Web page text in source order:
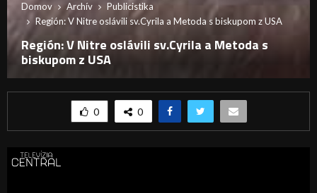
Domov Archív
Publicistika
Región: V Nitre oslávili sv.Cyrila a Metoda s biskupom z USA
Región: V Nitre oslávili sv.Cyrila a Metoda s
biskupom z USA
0 0